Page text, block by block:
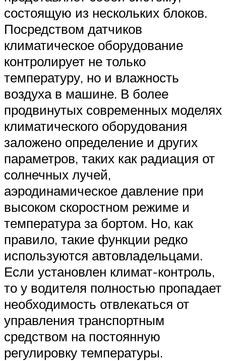
Меню
состоящую из нескольких блоков.
Посредством датчиков
климатическое оборудование
контролирует не только
температуру, но и влажность
воздуха в машине. В более
продвинутых современных моделях
климатического оборудования
заложено определение и других
параметров, таких как радиация от
солнечных лучей,
аэродинамическое давление при
высоком скоростном режиме и
температура за бортом. Но, как
правило, такие функции редко
используются автовладельцами.
Если установлен климат-контроль,
то у водителя полностью пропадает
необходимость отвлекаться от
управления транспортным
средством на постоянную
регулировку температуры.